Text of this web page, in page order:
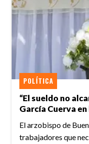
“El sueldo no
García Cuerva
POLÍTICA
El arzobispo de
trabajadores que